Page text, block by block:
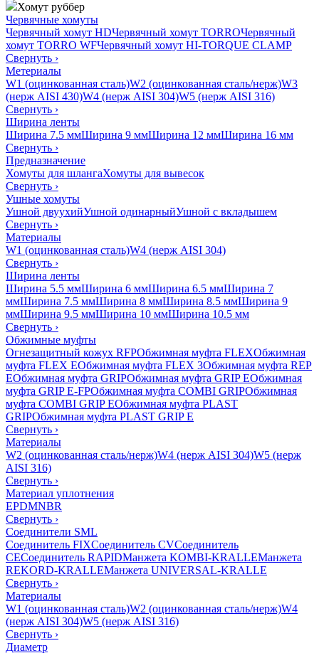
Хомут руббер
Червячные хомуты
Червячный хомут HDЧервячный хомут TORROЧервячный
хомут TORRO WFЧервячный хомут HI-TORQUE CLAMP
Свернуть ›
Метериалы
W1 (оцинкованная сталь)W2 (оцинкованная сталь/нерж)W3
(нерж AISI 430)W4 (нерж AISI 304)W5 (нерж AISI 316)
Свернуть ›
Ширина ленты
Ширина 7.5 ммШирина 9 ммШирина 12 ммШирина 16 мм
Свернуть ›
Предназначение
Хомуты для шлангаХомуты для вывесок
Свернуть ›
Ушные хомуты
Ушной двуухийУшной одинарныйУшной с вкладышем
Свернуть ›
Материалы
W1 (оцинкованная сталь)W4 (нерж AISI 304)
Свернуть ›
Ширина ленты
Ширина 5.5 ммШирина 6 ммШирина 6.5 ммШирина 7
ммШирина 7.5 ммШирина 8 ммШирина 8.5 ммШирина 9
ммШирина 9.5 ммШирина 10 ммШирина 10.5 мм
Свернуть ›
Обжимные муфты
Огнезащитный кожух RFPОбжимная муфта FLEXОбжимная
муфта FLEX EОбжимная муфта FLEX 3Обжимная муфта REP
EОбжимная муфта GRIPОбжимная муфта GRIP EОбжимная
муфта GRIP E-FPОбжимная муфта COMBI GRIPОбжимная
муфта COMBI GRIP EОбжимная муфта PLAST
GRIPОбжимная муфта PLAST GRIP E
Свернуть ›
Материалы
W2 (оцинкованная сталь/нерж)W4 (нерж AISI 304)W5 (нерж
AISI 316)
Свернуть ›
Материал уплотнения
EPDMNBR
Свернуть ›
Соединители SML
Соединитель FIXСоединитель CVСоединитель
CEСоединитель RAPIDМанжета KOMBI-KRALLEМанжета
REKORD-KRALLEМанжета UNIVERSAL-KRALLE
Свернуть ›
Материалы
W1 (оцинкованная сталь)W2 (оцинкованная сталь/нерж)W4
(нерж AISI 304)W5 (нерж AISI 316)
Свернуть ›
Диаметр